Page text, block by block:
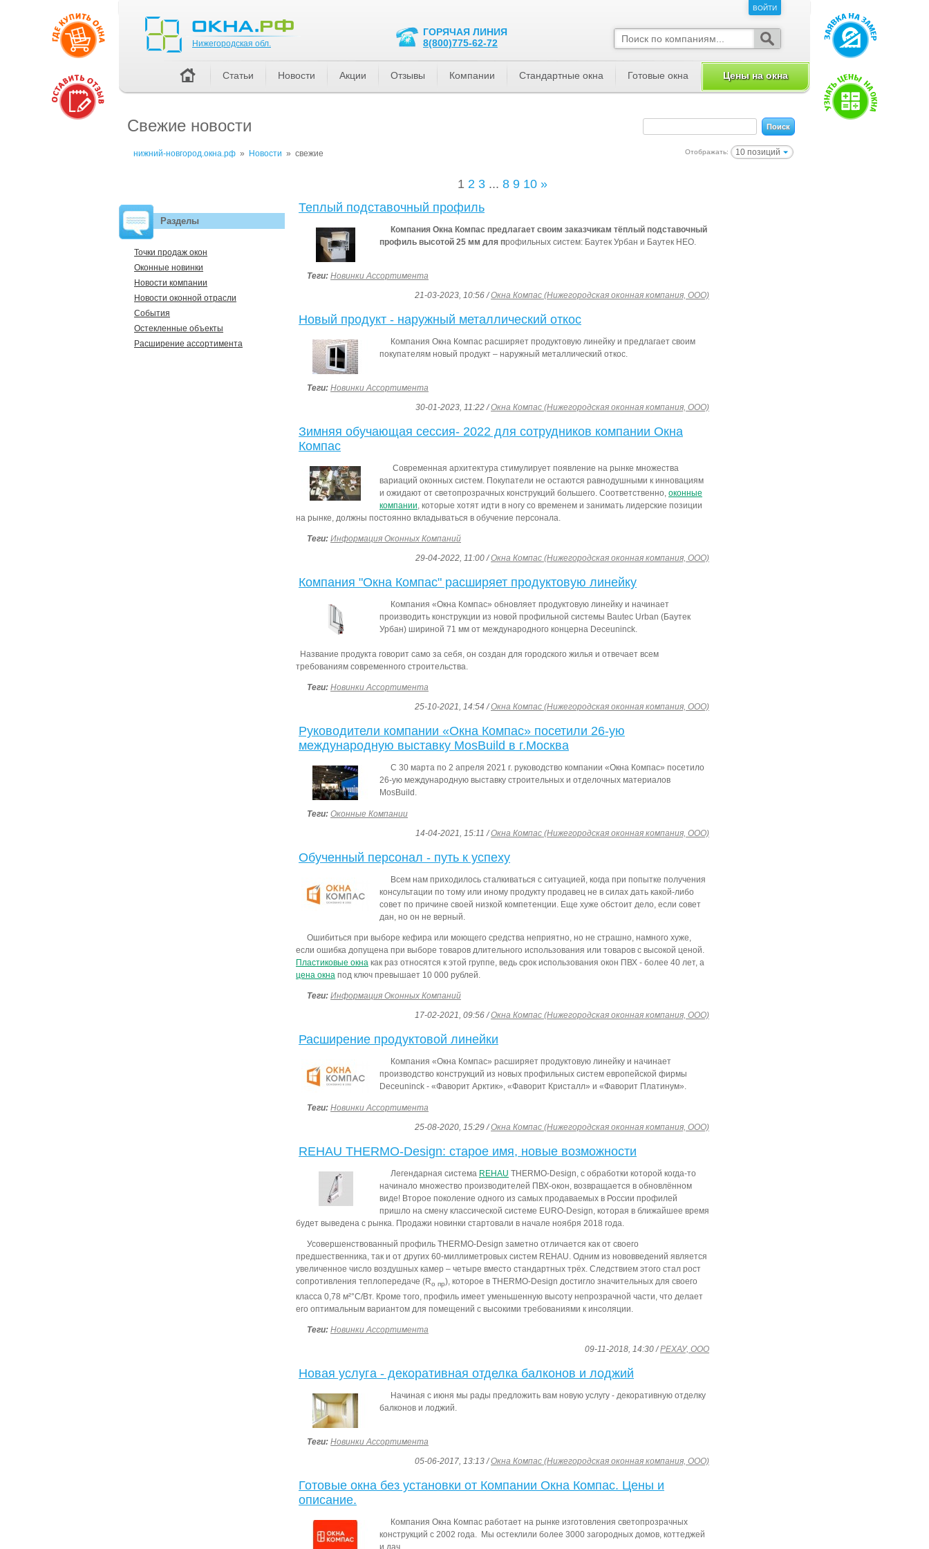
Свежие новости
Отображать: 10 позиций
нижний-новгород.окна.рф » Новости » свежие
1 2 3 ... 8 9 10 »
Теплый подставочный профиль
Компания Окна Компас предлагает своим заказчикам тёплый подставочный
профиль высотой 25 мм для профильных систем: Баутек Урбан и Баутек НЕО.
Теги: Новинки Ассортимента
21-03-2023, 10:56 /Окна Компас (Нижегородская оконная компания, ООО)
Новый продукт - наружный металлический откос
Компания Окна Компас расширяет продуктовую линейку и предлагает своим
покупателям новый продукт – наружный металлический откос.
Теги: Новинки Ассортимента
30-01-2023, 11:22 /Окна Компас (Нижегородская оконная компания, ООО)
Зимняя обучающая сессия- 2022 для сотрудников компании Окна
Компас
Современная архитектура стимулирует появление на рынке множества
вариаций оконных систем. Покупатели не остаются равнодушными к инновациям
и ожидают от светопрозрачных конструкций большего. Соответственно, оконные
компании, которые хотят идти в ногу со временем и занимать лидерские позиции
на рынке, должны постоянно вкладываться в обучение персонала.
Теги: Информация Оконных Компаний
29-04-2022, 11:00 /Окна Компас (Нижегородская оконная компания, ООО)
Компания "Окна Компас" расширяет продуктовую линейку
Компания «Окна Компас» обновляет продуктовую линейку и начинает
производить конструкции из новой профильной системы Bautec Urban (Баутек
Урбан) шириной 71 мм от международного концерна Deceuninck.
Название продукта говорит само за себя, он создан для городского жилья и отвечает всем
требованиям современного строительства.
Теги: Новинки Ассортимента
25-10-2021, 14:54 /Окна Компас (Нижегородская оконная компания, ООО)
Руководители компании «Окна Компас» посетили 26-ую
международную выставку MosBuild в г.Москва
С 30 марта по 2 апреля 2021 г. руководство компании «Окна Компас» посетило
26-ую международную выставку строительных и отделочных материалов
MosBuild.
Теги: Оконные Компании
14-04-2021, 15:11 /Окна Компас (Нижегородская оконная компания, ООО)
Обученный персонал - путь к успеху
Всем нам приходилось сталкиваться с ситуацией, когда при попытке получения
консультации по тому или иному продукту продавец не в силах дать какой-либо
совет по причине своей низкой компетенции. Еще хуже обстоит дело, если совет
дан, но он не верный.
Ошибиться при выборе кефира или моющего средства неприятно, но не страшно, намного хуже,
если ошибка допущена при выборе товаров длительного использования или товаров с высокой ценой.
Пластиковые окна как раз относятся к этой группе, ведь срок использования окон ПВХ - более 40 лет, а
цена окна под ключ превышает 10 000 рублей.
Теги: Информация Оконных Компаний
17-02-2021, 09:56 /Окна Компас (Нижегородская оконная компания, ООО)
Расширение продуктовой линейки
Компания «Окна Компас» расширяет продуктовую линейку и начинает
производство конструкций из новых профильных систем европейской фирмы
Deceuninck - «Фаворит Арктик», «Фаворит Кристалл» и «Фаворит Платинум».
Теги: Новинки Ассортимента
25-08-2020, 15:29 /Окна Компас (Нижегородская оконная компания, ООО)
REHAU THERMO-Design: старое имя, новые возможности
Легендарная система REHAU THERMO-Design, с обработки которой когда-то
начинало множество производителей ПВХ-окон, возвращается в обновлённом
виде! Второе поколение одного из самых продаваемых в России профилей
пришло на смену классической системе EURO-Design, которая в ближайшее время
будет выведена с рынка. Продажи новинки стартовали в начале ноября 2018 года.
Усовершенствованный профиль THERMO-Design заметно отличается как от своего
предшественника, так и от других 60-миллиметровых систем REHAU. Одним из нововведений является
увеличенное число воздушных камер – четыре вместо стандартных трёх. Следствием этого стал рост
сопротивления теплопередаче (Rо пр), которое в THERMO-Design достигло значительных для своего
класса 0,78 м²°С/Вт. Кроме того, профиль имеет уменьшенную высоту непрозрачной части, что делает
его оптимальным вариантом для помещений с высокими требованиями к инсоляции.
Теги: Новинки Ассортимента
09-11-2018, 14:30 /РЕХАУ, ООО
Новая услуга - декоративная отделка балконов и лоджий
Начиная с июня мы рады предложить вам новую услугу - декоративную отделку
балконов и лоджий.
Теги: Новинки Ассортимента
05-06-2017, 13:13 /Окна Компас (Нижегородская оконная компания, ООО)
Готовые окна без установки от Компании Окна Компас. Цены и
описание.
Компания Окна Компас работает на рынке изготовления светопрозрачных
конструкций с 2002 года. Мы остеклили более 3000 загородных домов, коттеджей
Разделы
Точки продаж окон
Оконные новинки
Новости компании
Новости оконной отрасли
События
Остекленные объекты
Расширение ассортимента
ВОЙТИ
Нижегородская обл.
ГОРЯЧАЯ ЛИНИЯ
8(800)775-62-72
Статьи Новости Акции Отзывы Компании Стандартные окна Готовые окна Цены на окна
ВОЙТИ